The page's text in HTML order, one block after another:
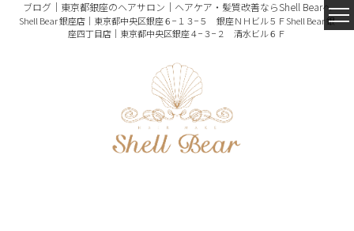
ブログ｜東京都銀座のヘアサロン｜ヘアケア・髪質改善ならShell Bearへ
Shell Bear 銀座店｜東京都中央区銀座６−１３−５ 銀座ＮＨビル５ＦShell Bear 銀
座四丁目店｜東京都中央区銀座４−３−２ 清水ビル６Ｆ